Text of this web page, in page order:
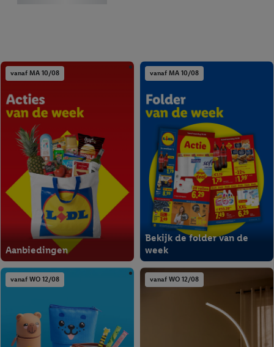
vanaf MA 10/08
Aanbiedingen
vanaf MA 10/08
Bekijk de folder van de
week
vanaf WO 12/08 vanaf WO 12/08